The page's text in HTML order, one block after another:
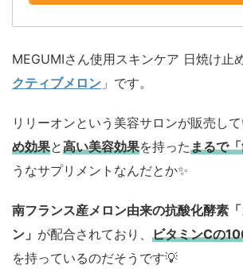
MEGUMIさん使用スキンケア 日焼け止
クティブメロン 」です。
リリーオンという美容サロンが販売し
め効果と高い美容効果を持ったまるで
うなサプリメントなんだとか✨
南フランス産メロン由来の抗酸化酵素
ン」 が配合されており、 ビタミンCの
を持っているのだそうです💡